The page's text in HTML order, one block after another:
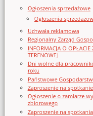
Ogłoszenia sprzedażowe
Ogłoszenia
Uchwała reklamowa
Regionalny Zarząd
INFORMACJA O OPŁACIE
TERENOWEJ
Dni wolne dla
roku
Państwowe
Zaproszenie na
Ogłoszenie o zamiarze
zbiorowego
Zaproszenie na